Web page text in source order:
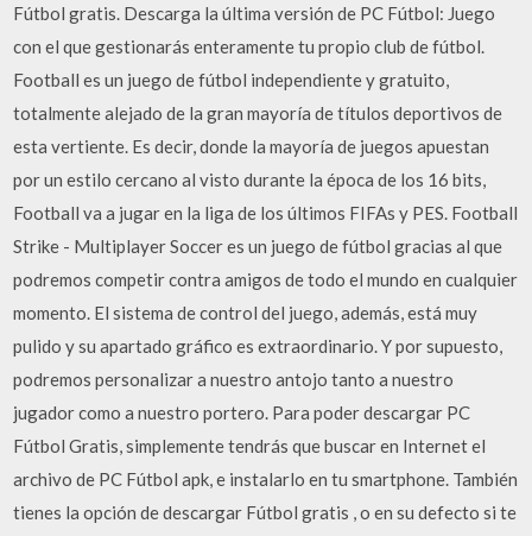
Fútbol gratis. Descarga la última versión de PC Fútbol: Juego
con el que gestionarás enteramente tu propio club de fútbol.
Football es un juego de fútbol independiente y gratuito,
totalmente alejado de la gran mayoría de títulos deportivos de
esta vertiente. Es decir, donde la mayoría de juegos apuestan
por un estilo cercano al visto durante la época de los 16 bits,
Football va a jugar en la liga de los últimos FIFAs y PES. Football
Strike - Multiplayer Soccer es un juego de fútbol gracias al que
podremos competir contra amigos de todo el mundo en cualquier
momento. El sistema de control del juego, además, está muy
pulido y su apartado gráfico es extraordinario. Y por supuesto,
podremos personalizar a nuestro antojo tanto a nuestro
jugador como a nuestro portero. Para poder descargar PC
Fútbol Gratis, simplemente tendrás que buscar en Internet el
archivo de PC Fútbol apk, e instalarlo en tu smartphone. También
tienes la opción de descargar Fútbol gratis , o en su defecto si te